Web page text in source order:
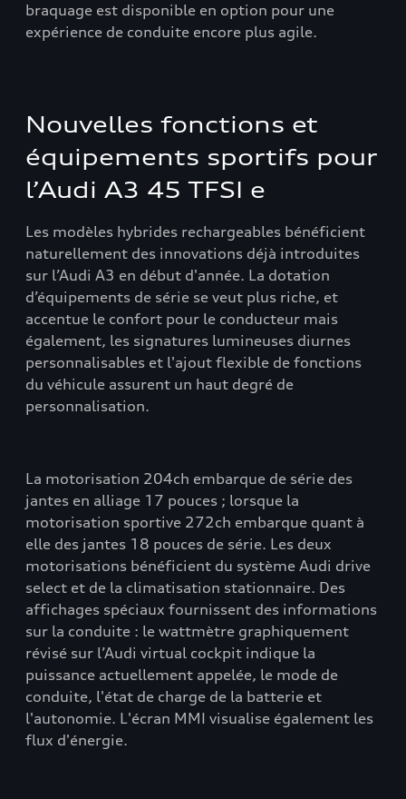
braquage est disponible en option pour une
expérience de conduite encore plus agile.
Nouvelles fonctions et
équipements sportifs pour
l’Audi A3 45 TFSI e
Les modèles hybrides rechargeables bénéficient
naturellement des innovations déjà introduites
sur l’Audi A3 en début d'année. La dotation
d’équipements de série se veut plus riche, et
accentue le confort pour le conducteur mais
également, les signatures lumineuses diurnes
personnalisables et l'ajout flexible de fonctions
du véhicule assurent un haut degré de
personnalisation.
La motorisation 204ch embarque de série des
jantes en alliage 17 pouces ; lorsque la
motorisation sportive 272ch embarque quant à
elle des jantes 18 pouces de série. Les deux
motorisations bénéficient du système Audi drive
select et de la climatisation stationnaire. Des
affichages spéciaux fournissent des informations
sur la conduite : le wattmètre graphiquement
révisé sur l’Audi virtual cockpit indique la
puissance actuellement appelée, le mode de
conduite, l'état de charge de la batterie et
l'autonomie. L'écran MMI visualise également les
flux d'énergie.